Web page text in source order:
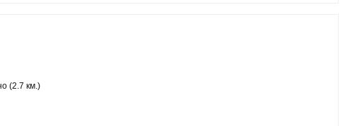
(2.7 км.)